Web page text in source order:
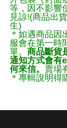
等，因不影響
見諒!(商品出
生)
＊如遇商品因
服會在第一時
單。 商品斷貨
通知方式會有
何來信。 賣場
＊專輯說明得